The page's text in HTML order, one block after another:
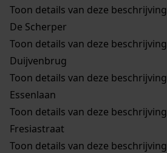
Toon details van deze beschrijving
De Scherper
Toon details van deze beschrijving
Duijvenbrug
Toon details van deze beschrijving
Essenlaan
Toon details van deze beschrijving
Fresiastraat
Toon details van deze beschrijving